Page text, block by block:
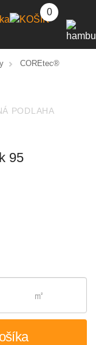
COREtec®
PODLAHA
95
㎡
0